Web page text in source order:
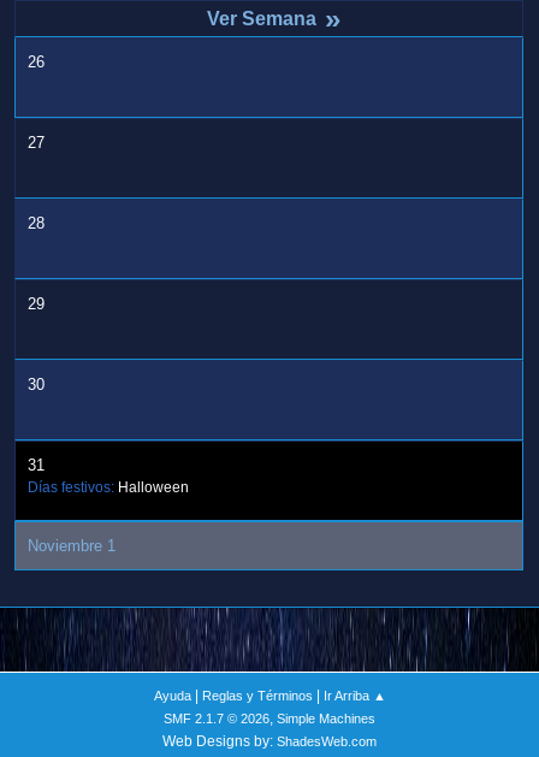
»
26
27
28
29
30
31
Días festivos: Halloween
Noviembre 1
Ayuda| Reglas y Términos
Ir Arriba ▲
SMF 2.1.7 © 2026, Simple Machines
Web Designs by: ShadesWeb.com